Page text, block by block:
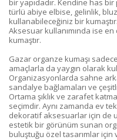
bir yapıdadır. Kendine has
türlü abiye elbise, gelinlik,
kullanabileceğiniz bir
Aksesuar kullanımında ise
kumaştır.
Gazar organze kumaşı
amaçlarla da yaygın olarak
Organizasyonlarda sahne
sandalye bağlamaları ve
Ortama şıklık ve zarafet
seçimdir. Aynı zamanda ev
dekoratif aksesuarlar için de
estetik bir görünüm sunan
buluştuğu özel tasarımlar